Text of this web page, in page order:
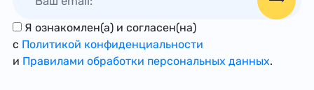
Я ознакомлен(а) и согласен(на)
с Политикой конфиденциальности
и Правилами обработки персональных данных.